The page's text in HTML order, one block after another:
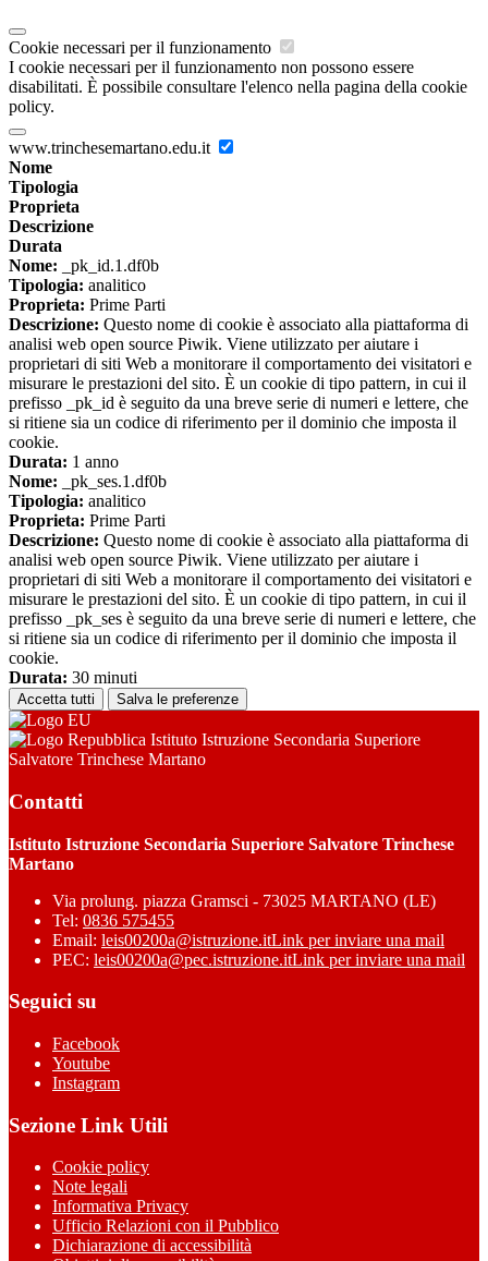
Cookie necessari per il funzionamento
I cookie necessari per il funzionamento non possono essere
disabilitati. È possibile consultare l'elenco nella pagina della cookie
policy.
www.trinchesemartano.edu.it
Nome
Tipologia
Proprieta
Descrizione
Durata
Nome: _pk_id.1.df0b
Tipologia: analitico
Proprieta: Prime Parti
Descrizione: Questo nome di cookie è associato alla piattaforma di
analisi web open source Piwik. Viene utilizzato per aiutare i
proprietari di siti Web a monitorare il comportamento dei visitatori e
misurare le prestazioni del sito. È un cookie di tipo pattern, in cui il
prefisso _pk_id è seguito da una breve serie di numeri e lettere, che
si ritiene sia un codice di riferimento per il dominio che imposta il
cookie.
Durata: 1 anno
Nome: _pk_ses.1.df0b
Tipologia: analitico
Proprieta: Prime Parti
Descrizione: Questo nome di cookie è associato alla piattaforma di
analisi web open source Piwik. Viene utilizzato per aiutare i
proprietari di siti Web a monitorare il comportamento dei visitatori e
misurare le prestazioni del sito. È un cookie di tipo pattern, in cui il
prefisso _pk_ses è seguito da una breve serie di numeri e lettere, che
si ritiene sia un codice di riferimento per il dominio che imposta il
cookie.
Durata: 30 minuti
Accetta tutti Salva le preferenze
Istituto Istruzione Secondaria Superiore
Salvatore Trinchese Martano
Contatti
Istituto Istruzione Secondaria Superiore Salvatore Trinchese
Martano
Via prolung. piazza Gramsci - 73025 MARTANO (LE)
Tel: 0836 575455
Email: leis00200a@istruzione.itLink per inviare una mail
PEC: leis00200a@pec.istruzione.itLink per inviare una mail
Seguici su
Facebook
Youtube
Instagram
Sezione Link Utili
Cookie policy
Note legali
Informativa Privacy
Ufficio Relazioni con il Pubblico
Dichiarazione di accessibilità